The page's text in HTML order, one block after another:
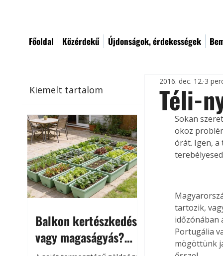
Főoldal Közérdekű Újdonságok, érdekességek
Kiemelt tartalom
Balkon kertészkedés
vagy magaságyás?
Téli-
2016. dec. 12. 3
Sokan
okoz
órát. Igen, a
tartozik,
időzónában
Portugália
mögöttünk